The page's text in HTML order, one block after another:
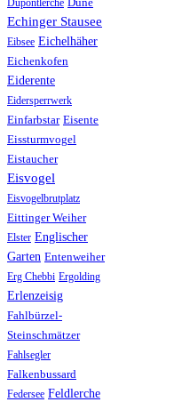
Dupontlerche
Echinger Stausee
Eibsee Eichelhäher
Eichenkofen
Eiderente
Eidersperrwerk
Einfarbstar Eisente
Eissturmvogel
Eistaucher
Eisvogel
Eisvogelbrutplatz
Eittinger Weiher
Elster Englischer
Garten Entenweiher
Erg Chebbi Ergolding
Erlenzeisig
Fahlbürzel-
Steinschmätzer
Fahlsegler
Falkenbussard
Federsee Feldlerche